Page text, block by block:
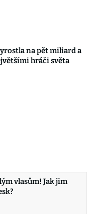
na pět miliard a
hráči světa
vlasům! Jak jim